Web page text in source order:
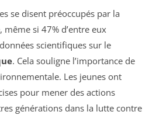
se disent préoccupés par la
si 47% d’entre eux
scientifiques sur le
. Cela souligne l’importance de
Les jeunes ont
pour mener des actions
générations dans la lutte contre